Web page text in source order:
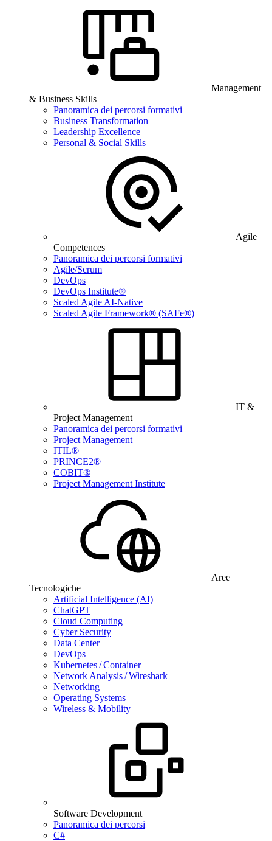
Management
& Business Skills
Panoramica dei percorsi formativi
Business Transformation
Leadership Excellence
Personal & Social Skills
Agile
Competences
Panoramica dei percorsi formativi
Agile/Scrum
DevOps
DevOps Institute®
Scaled Agile AI-Native
Scaled Agile Framework® (SAFe®)
IT &
Project Management
Panoramica dei percorsi formativi
Project Management
ITIL®
PRINCE2®
COBIT®
Project Management Institute
Aree
Tecnologiche
Artificial Intelligence (AI)
ChatGPT
Cloud Computing
Cyber Security
Data Center
DevOps
Kubernetes / Container
Network Analysis / Wireshark
Networking
Operating Systems
Wireless & Mobility
Software Development
Panoramica dei percorsi
C#